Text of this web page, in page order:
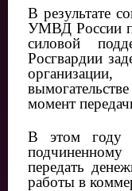
В результате
УМВД России
силовой
Росгвардии
момент
В этом году
передать
работы в